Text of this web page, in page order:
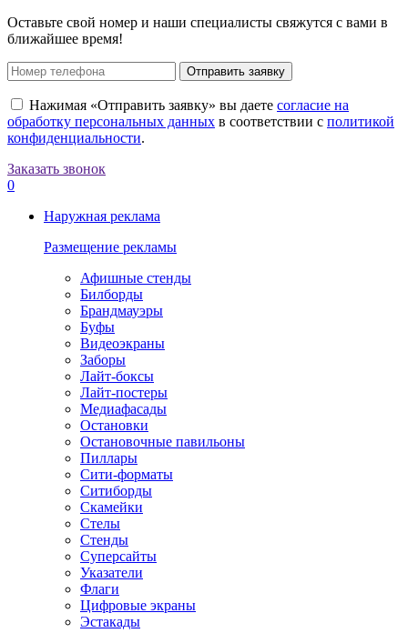
Оставьте свой номер и наши специалисты свяжутся с вами в
ближайшее время!
Отправить заявку
Нажимая «Отправить заявку» вы даете согласие на
обработку персональных данных в соответствии с политикой
конфиденциальности.
Заказать звонок
0
Наружная реклама
Размещение рекламы
Афишные стенды
Билборды
Брандмауэры
Буфы
Видеоэкраны
Заборы
Лайт-боксы
Лайт-постеры
Медиафасады
Остановки
Остановочные павильоны
Пиллары
Сити-форматы
Ситиборды
Скамейки
Стелы
Стенды
Суперсайты
Указатели
Флаги
Цифровые экраны
Эстакады